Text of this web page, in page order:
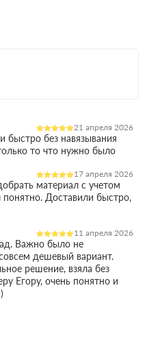
21 апреля 2026
быстро без навязывания
то что нужно было
17 апреля 2026
материал с учетом
Доставили быстро,
11 апреля 2026
Важно было не
дешевый вариант.
решение, взяла без
Егору, очень понятно и